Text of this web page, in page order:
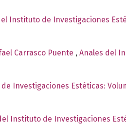
Instituto de Investigaciones
Carrasco Puente , Anales del
Investigaciones Estéticas:
Instituto de Investigaciones